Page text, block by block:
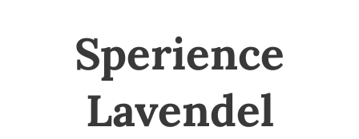
Sperience
Lavendel